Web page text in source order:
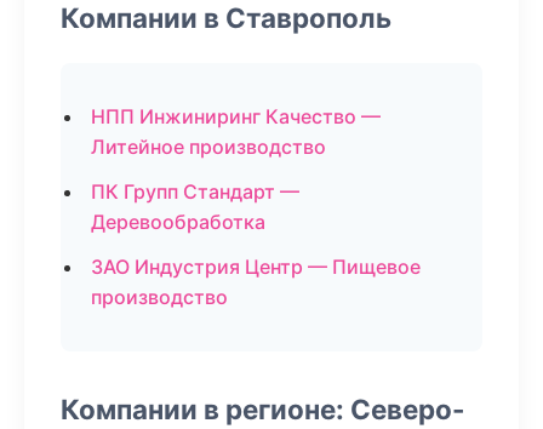
Компании в Ставрополь
НПП Инжиниринг Качество —
Литейное производство
ПК Групп Стандарт —
Деревообработка
ЗАО Индустрия Центр — Пищевое
производство
Компании в регионе: Северо-